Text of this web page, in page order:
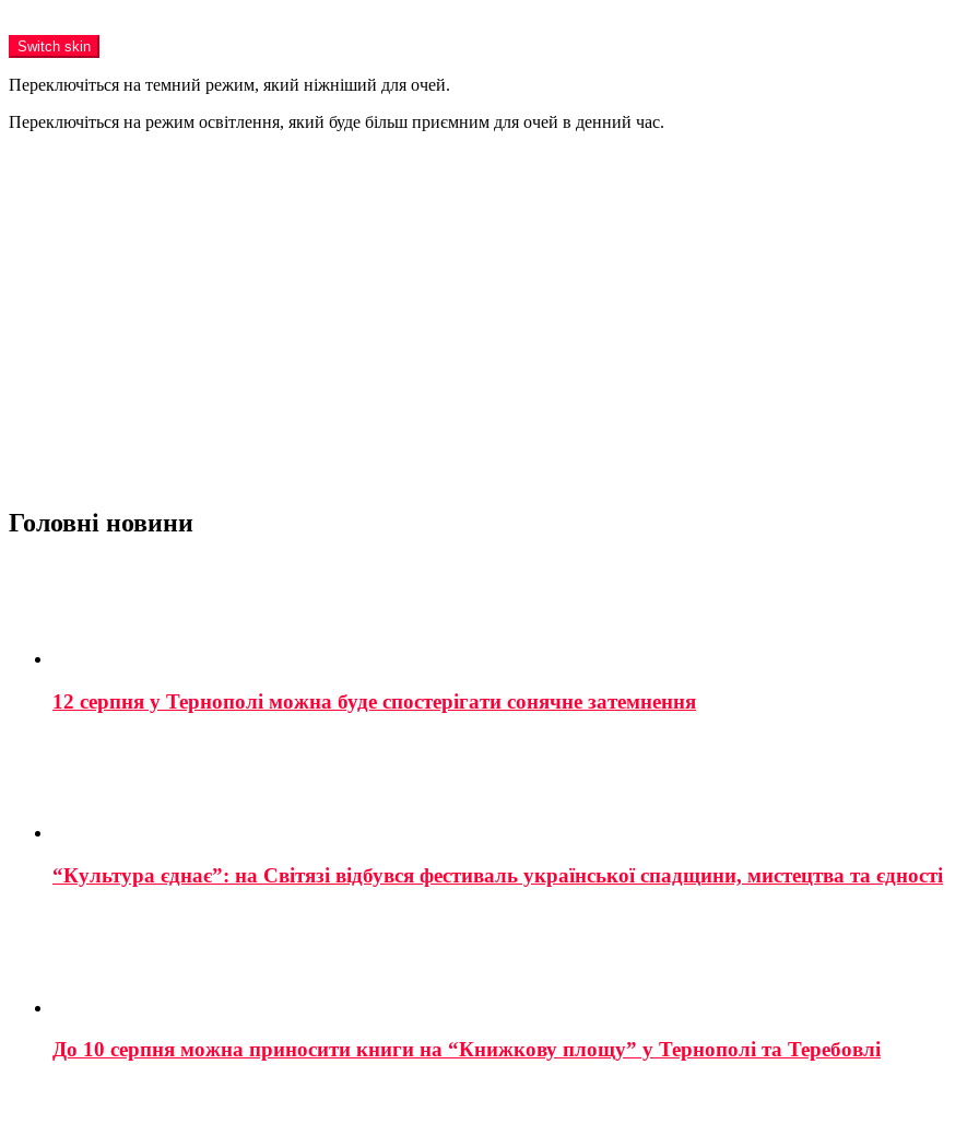
Switch skin
Переключіться на темний режим, який ніжніший для очей.
Переключіться на режим освітлення, який буде більш приємним для очей в денний час.
Головні новини
12 серпня у Тернополі можна буде спостерігати сонячне затемнення
“Культура єднає”: на Світязі відбувся фестиваль української спадщини, мистецтва та єдності
До 10 серпня можна приносити книги на “Книжкову площу” у Тернополі та Теребовлі